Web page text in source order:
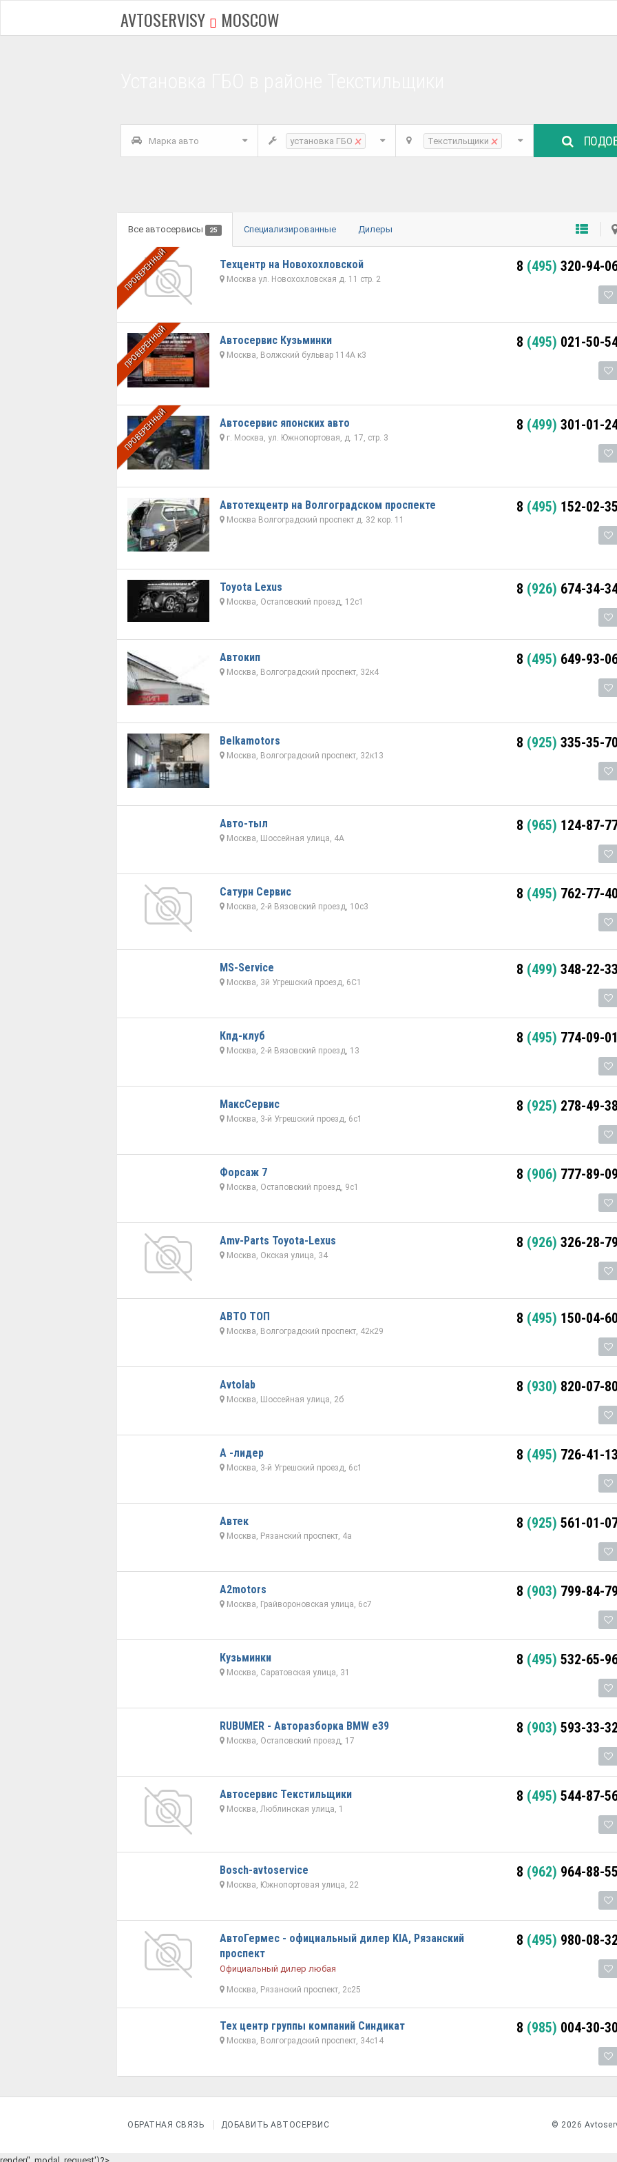
AVTOSERVISY MOSCOW
Марка авто установка ГБО × Текстильщики ×
Все автосервисы 25 Специализированные Дилеры
ПРОВЕРЕННЫЙ Техцентр на Новохохловской
Москва ул. Новохохловская д. 11 стр. 2
8 (495) 320-94-
ПРОВЕРЕННЫЙ Автосервис Кузьминки
Москва, Волжский бульвар 114А к3
8 (495) 021-50-
ПРОВЕРЕННЫЙ Автосервис японских авто
г. Москва, ул. Южнопортовая, д. 17, стр. 3
8 (499) 301-01-
Автотехцентр на Волгоградском проспекте
Москва Волгоградский проспект д. 32 кор. 11
8 (495) 152-02-35
Toyota Lexus
Москва, Остаповский проезд, 12с1
8 (926) 674-34-
Автокип
Москва, Волгоградский проспект, 32к4
8 (495) 649-93-
Belkamotors
Москва, Волгоградский проспект, 32к13
8 (925) 335-35-70
Авто-тыл
Москва, Шоссейная улица, 4А
8 (965) 124-87-
Сатурн Сервис
Москва, 2-й Вязовский проезд, 10с3
8 (495) 762-77-40
MS-Service
Москва, 3й Угрешский проезд, 6С1
8 (499) 348-22-33
Кпд-клуб
Москва, 2-й Вязовский проезд, 13
8 (495) 774-09-01
МаксСервис
Москва, 3-й Угрешский проезд, 6с1
8 (925) 278-49-38
Форсаж 7
Москва, Остаповский проезд, 9с1
8 (906) 777-89-09
Amv-Parts Toyota-Lexus
Москва, Окская улица, 34
8 (926) 326-28-79
АВТО ТОП
Москва, Волгоградский проспект, 42к29
8 (495) 150-04-60
Avtolab
Москва, Шоссейная улица, 2б
8 (930) 820-07-80
А -лидер
Москва, 3-й Угрешский проезд, 6с1
8 (495) 726-41-13
Автек
Москва, Рязанский проспект, 4а
8 (925) 561-01-
A2motors
Москва, Грайвороновская улица, 6с7
8 (903) 799-84-79
Кузьминки
Москва, Саратовская улица, 31
8 (495) 532-65-
RUBUMER - Авторазборка BMW e39
Москва, Остаповский проезд, 17
8 (903) 593-33-32
Автосервис Текстильщики
Москва, Люблинская улица, 1
8 (495) 544-87-
Bosch-avtoservice
Москва, Южнопортовая улица, 22
8 (962) 964-88-55
АвтоГермес - официальный дилер KIA, Рязанский
проспект
Официальный дилер любая
Москва, Рязанский проспект, 2с25
8 (495) 980-08-32
Тех центр группы компаний Синдикат
Москва, Волгоградский проспект, 34с14
8 (985) 004-30-30
ОБРАТНАЯ СВЯЗЬ ДОБАВИТЬ АВТОСЕРВИС © 2026